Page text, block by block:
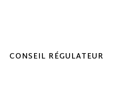
CONSEIL RÉGULATEUR